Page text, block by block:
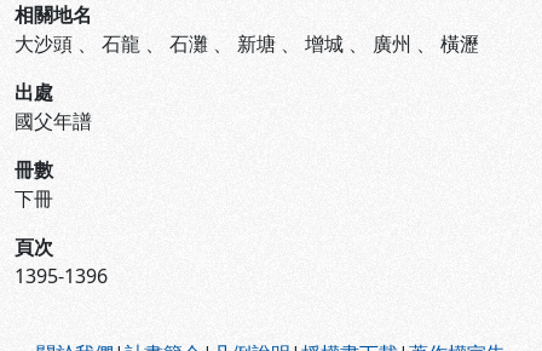
相關地名
大沙頭 、 石龍 、 石灘 、 新塘 、 增城 、 廣州 、 橫瀝
出處
國父年譜
冊數
下冊
頁次
1395-1396